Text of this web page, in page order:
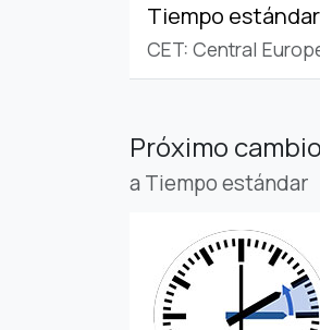
Tiempo estándar
CET: Central
Próximo
a Tiempo estándar